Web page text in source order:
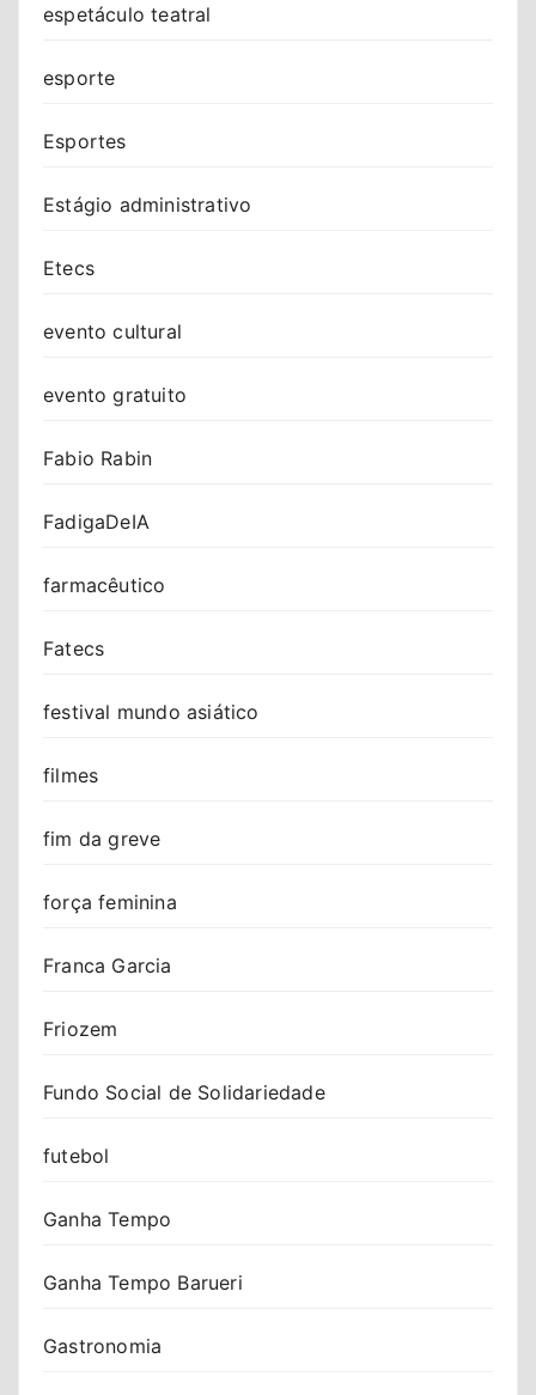
espetáculo teatral
esporte
Esportes
Estágio administrativo
Etecs
evento cultural
evento gratuito
Fabio Rabin
FadigaDeIA
farmacêutico
Fatecs
festival mundo asiático
filmes
fim da greve
força feminina
Franca Garcia
Friozem
Fundo Social de Solidariedade
futebol
Ganha Tempo
Ganha Tempo Barueri
Gastronomia